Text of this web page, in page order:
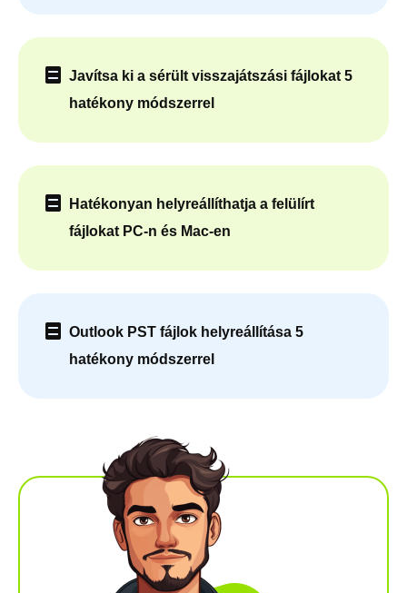
Javítsa ki a sérült visszajátszási fájlokat 5
hatékony módszerrel
Hatékonyan helyreállíthatja a felülírt
fájlokat PC-n és Mac-en
Outlook PST fájlok helyreállítása 5
hatékony módszerrel